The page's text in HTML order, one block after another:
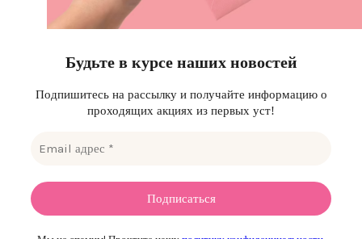
Будьте в курсе наших новостей
Подпишитесь на рассылку и получайте информацию о
проходящих акциях из первых уст!